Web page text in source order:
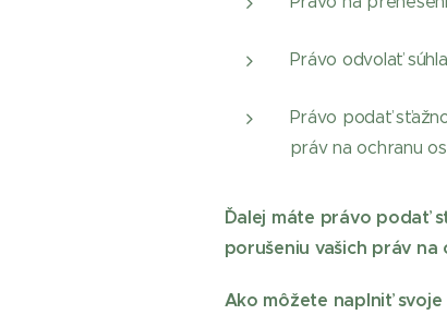
Právo odvolať
Právo podať
práv na ochranu
Ďalej máte právo podať
porušeniu vašich práv
Ako môžete naplniť svoje